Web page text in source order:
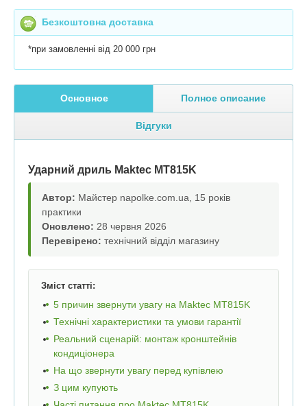
Безкоштовна доставка
*при замовленні від 20 000 грн
Основное Полное описание
Відгуки
Ударний дриль Maktec MT815K
Автор: Майстер napolke.com.ua, 15 років
практики
Оновлено: 28 червня 2026
Перевірено: технічний відділ магазину
Зміст статті:
5 причин звернути увагу на Maktec MT815K
Технічні характеристики та умови гарантії
Реальний сценарій: монтаж кронштейнів
кондиціонера
На що звернути увагу перед купівлею
З цим купують